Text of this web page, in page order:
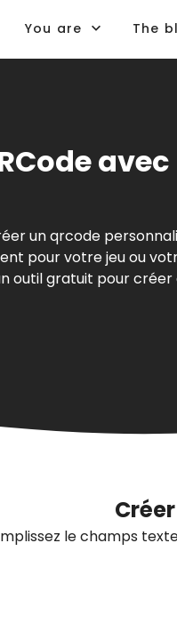
You are The
avec
un qrcode
pour votre jeu ou
outil gratuit pour créer
le champs